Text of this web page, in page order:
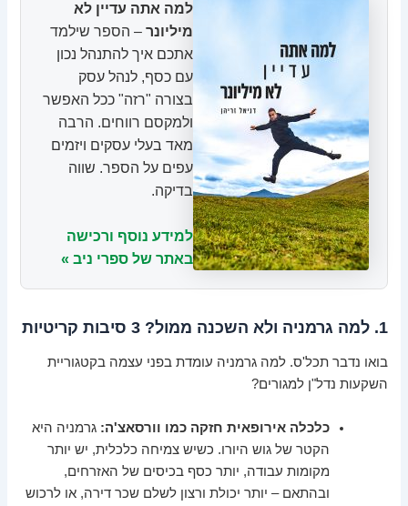
למה אתה עדיין לא
מיליונר – הספר שילמד
אתכם איך להתנהל נכון
עם כסף, לנהל עסק
בצורה "רזה" ככל האפשר
ולמקסם רווחים. הרבה
מאד בעלי עסקים ויזמים
עפים על הספר. שווה
בדיקה.
למידע נוסף ורכישה
באתר של ספרי ניב »
1. למה גרמניה ולא השכנה ממול? 3 סיבות קריטיות
בואו נדבר תכל'ס. למה גרמניה עומדת בפני עצמה בקטגוריית
השקעות נדל"ן למגורים?
כלכלה אירופאית חזקה כמו וורסאצ'ה: גרמניה היא
הקטר של גוש היורו. כשיש צמיחה כלכלית, יש יותר
מקומות עבודה, יותר כסף בכיסים של האזרחים,
ובהתאם – יותר יכולת ורצון לשלם שכר דירה, או לרכוש